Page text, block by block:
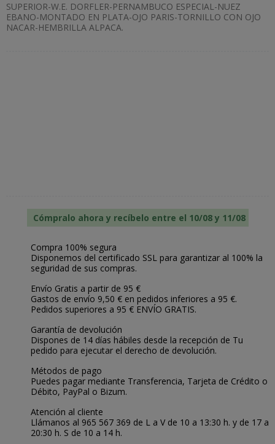
SUPERIOR-W.E. DORFLER-PERNAMBUCO ESPECIAL-NUEZ
EBANO-MONTADO EN PLATA-OJO PARIS-TORNILLO CON OJO
NACAR-HEMBRILLA ALPACA.
Cómpralo ahora y recíbelo entre el 10/08 y 11/08
Compra 100% segura
Disponemos del certificado SSL para garantizar al 100% la
seguridad de sus compras.
Envío Gratis a partir de 95 €
Gastos de envío 9,50 € en pedidos inferiores a 95 €.
Pedidos superiores a 95 € ENVÍO GRATIS.
Garantía de devolución
Dispones de 14 días hábiles desde la recepción de Tu
pedido para ejecutar el derecho de devolución.
Métodos de pago
Puedes pagar mediante Transferencia, Tarjeta de Crédito o
Débito, PayPal o Bizum.
Atención al cliente
Llámanos al 965 567 369 de L a V de 10 a 13:30 h. y de 17 a
20:30 h. S de 10 a 14 h.